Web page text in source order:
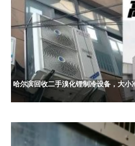
哈尔滨回收二手溴化锂制冷设备，大小